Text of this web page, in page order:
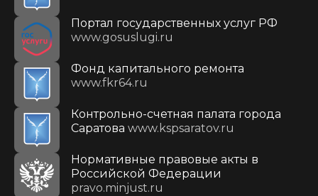
Портал государственных услуг РФ
www.gosuslugi.ru
Фонд капитального ремонта
www.fkr64.ru
Контрольно-счетная палата города
Саратова www.kspsaratov.ru
Нормативные правовые акты в
Российской Федерации
pravo.minjust.ru